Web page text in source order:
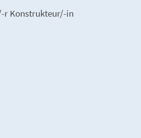
r Konstrukteur/-in